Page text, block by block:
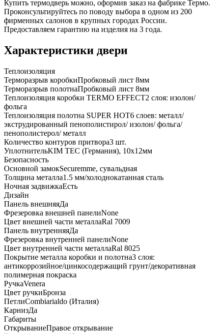
Купить термодверь можно, оформив заказ на фабрике Термо.
Проконсультируйтесь по поводу выбора в одном из 200
фирменных салонов в крупных городах России.
Предоставляем гарантию на изделия на 3 года.
Характеристики двери
Теплоизоляция
Терморазрыв коробкиПробковый лист 8мм
Терморазрыв полотнаПробковый лист 8мм
Теплоизоляция коробки TERMO EFFECT2 слоя: изолон/
фольга
Теплоизоляция полотна SUPER НОТ6 слоев: металл/
экструдированный пенополистирол/ изолон/ фольга/
пенополистерол/ металл
Количество контуров притвора3 шт.
УплотнительKIM ТЕС (Германия), 10x12мм
Безопасность
Основной замокSecuremme, сувальдная
Толщина металла1.5 мм/холоднокатанная сталь
Ночная задвижкаЕсть
Дизайн
Панель внешняяДа
Фрезеровка внешней панелиNone
Цвет внешней части металлаRal 7009
Панель внутренняяДа
Фрезеровка внутренней панелиNone
Цвет внутренней части металлаRal 8025
Покрытие металла коробки и полотна3 слоя:
антикоррозийное/цинкосодержащий грунт/декоративная
полимерная покраска
РучкаVenera
Цвет ручкиБронза
ПетлиCombiarialdo (Италия)
КарнизДа
Габариты
ОткрываниеПравое открывание